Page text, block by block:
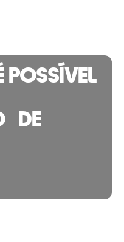
POSSÍVEL
DE